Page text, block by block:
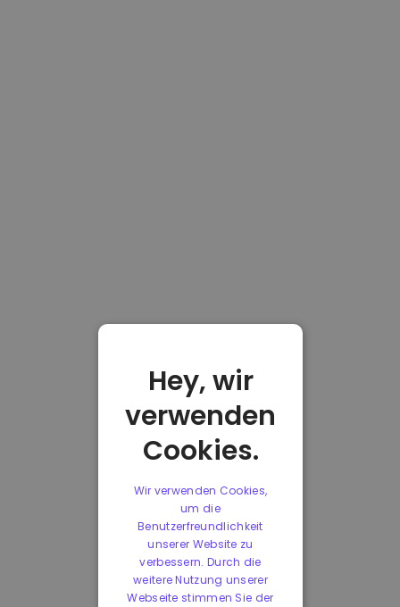
Hey, wir
verwenden
Cookies.
Wir verwenden Cookies,
um die
Benutzerfreundlichkeit
unserer Website zu
verbessern. Durch die
weitere Nutzung unserer
Webseite stimmen Sie der